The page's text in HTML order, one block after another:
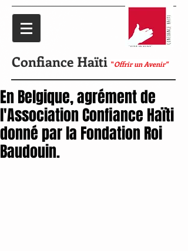
Confiance Haïti "Offrir un Avenir"
En Belgique, agrément de
l'Association Confiance Haïti
donné par la Fondation Roi
Baudouin.